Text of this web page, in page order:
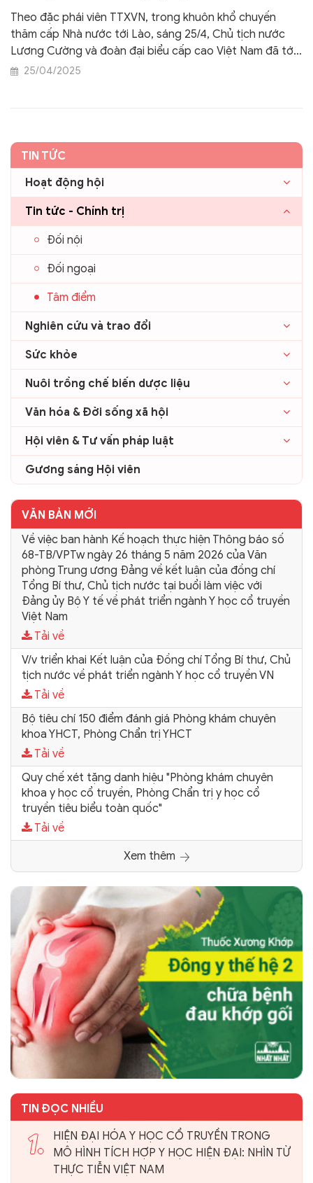
Theo đặc phái viên TTXVN, trong khuôn khổ chuyến
thăm cấp Nhà nước tới Lào, sáng 25/4, Chủ tịch nước
Lương Cường và đoàn đại biểu cấp cao Việt Nam đã tới
dự chương trình Giao lưu hữu nghị với chủ đề "Việt – Lào
25/04/2025
TIN TỨC
Hoạt động hội
Tin tức - Chính trị
Đối nội
Đối ngoại
Tâm điểm
Nghiên cứu và trao đổi
Sức khỏe
Nuôi trồng chế biến dược liệu
Văn hóa & Đời sống xã hội
Hội viên & Tư vấn pháp luật
Gương sáng Hội viên
VĂN BẢN MỚI
Về việc ban hành Kế hoạch thực hiện Thông báo số
68-TB/VPTw ngày 26 tháng 5 năm 2026 của Văn
phòng Trung ương Đảng về kết luận của đồng chí
Tổng Bí thư, Chủ tịch nước tại buổi làm việc với
Đảng ủy Bộ Y tế về phát triển ngành Y học cổ truyền
Việt Nam
Tải về
V/v triển khai Kết luận của Đồng chí Tổng Bí thư, Chủ
tịch nước về phát triển ngành Y học cổ truyền VN
Tải về
Bộ tiêu chí 150 điểm đánh giá Phòng khám chuyên
khoa YHCT, Phòng Chẩn trị YHCT
Tải về
Quy chế xét tặng danh hiệu "Phòng khám chuyên
khoa y học cổ truyền, Phòng Chẩn trị y học cổ
truyền tiêu biểu toàn quốc"
Tải về
Xem thêm
TIN ĐỌC NHIỀU
1.
HIỆN ĐẠI HÓA Y HỌC CỔ TRUYỀN TRONG
MÔ HÌNH TÍCH HỢP Y HỌC HIỆN ĐẠI: NHÌN TỪ
THỰC TIỄN VIỆT NAM